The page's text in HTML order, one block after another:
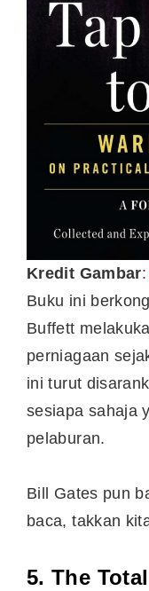
Kredit Gambar:
Buku ini
Buffett
perniagaan
ini turut
sesiapa sahaja
pelaburan.
Bill Gates pun
baca, takkan
5. The